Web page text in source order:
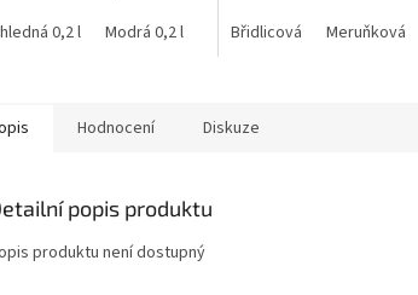
z různých velikostí a
0,2 l Modrá 0,2 l Žlutá 0,2 l Zelená 0,2 l
zdrojů, což snižuje...
Břidlicová Meruňková
Hodnocení Diskuze
popis produktu
produktu není dostupný